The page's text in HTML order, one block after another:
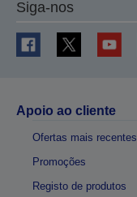
Siga-nos
Apoio ao cliente
Ofertas mais recentes
Promoções
Registo de produtos